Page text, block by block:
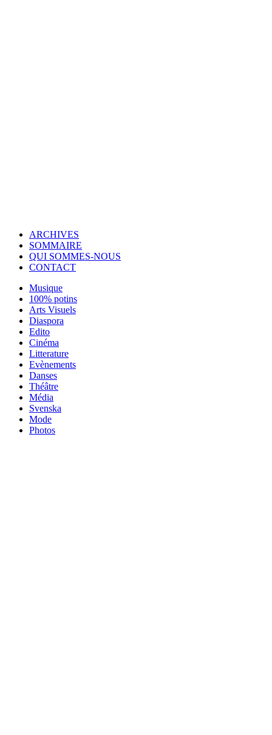
ARCHIVES
SOMMAIRE
QUI SOMMES-NOUS
CONTACT
Musique
100% potins
Arts Visuels
Diaspora
Edito
Cinéma
Litterature
Evènements
Danses
Théâtre
Média
Svenska
Mode
Photos